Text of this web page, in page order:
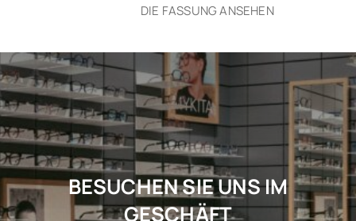
DIE FASSUNG ANSEHEN
BESUCHEN SIE UNS IM
GESCHÄFT